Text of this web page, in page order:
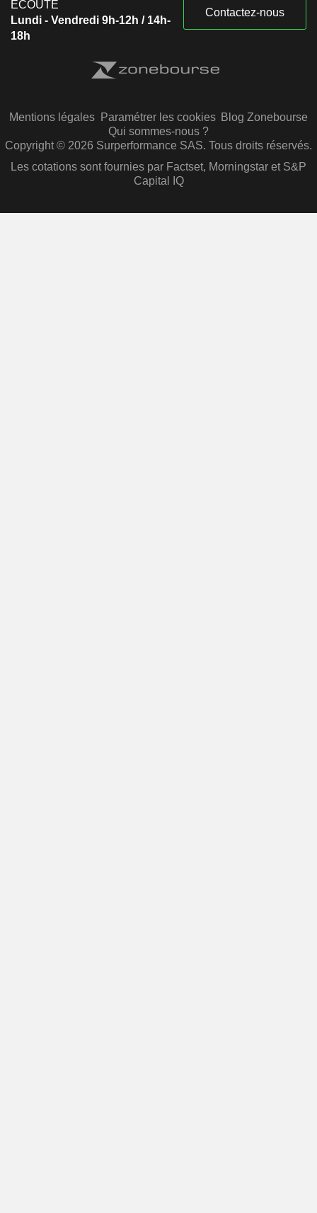
ÉCOUTE
Lundi - Vendredi 9h-12h / 14h-
18h
Contactez-nous
Mentions légales Paramétrer les cookies Blog Zonebourse
Qui sommes-nous ?
Copyright © 2026 Surperformance SAS. Tous droits réservés.
Les cotations sont fournies par Factset, Morningstar et S&P
Capital IQ